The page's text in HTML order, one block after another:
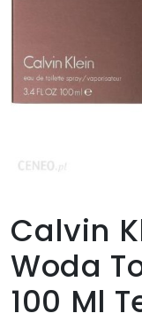
Calvin
Woda
100 Ml